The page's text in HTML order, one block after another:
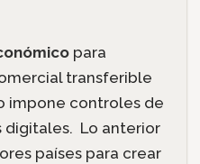
para
transferible
impone controles de
digitales. Lo anterior
países para crear